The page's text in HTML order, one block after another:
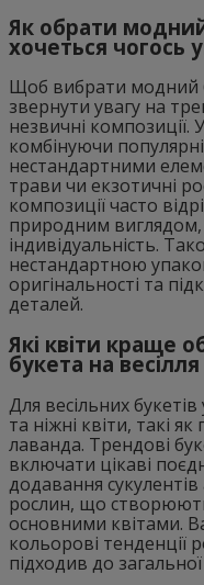
Як обрати
хочеться чогось
Щоб вибрати модний
звернути увагу на
незвичні композиції.
комбінуючи
нестандартними
трави чи екзотичні
композиції часто
природним
індивідуальність.
нестандартною
оригінальності та
деталей.
Які квіти краще
букета на
Для весільних
та ніжні квіти, такі як
лаванда. Трендові
включати цікаві
додавання
рослин, що
основними квітами.
кольорові тенденції
підходив до